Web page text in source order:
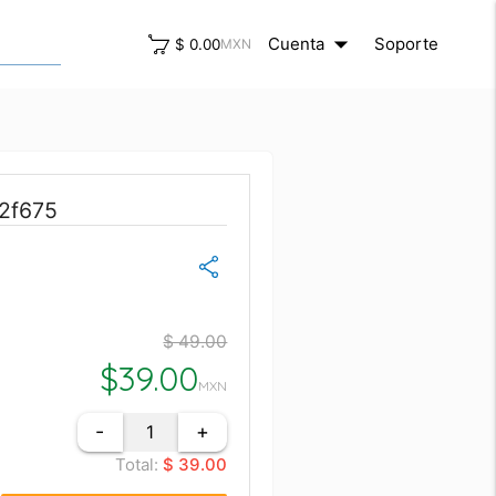
$ 0.00MXN Cuenta arrow_drop_down Soporte
$ 49.00
$39.00MXN
- +
Total:$ 39.00